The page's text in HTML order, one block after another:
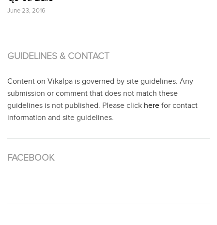
June 23, 2016
GUIDELINES & CONTACT
Content on Vikalpa is governed by site guidelines. Any
submission or comment that does not match these
guidelines is not published. Please click here for contact
information and site guidelines.
FACEBOOK